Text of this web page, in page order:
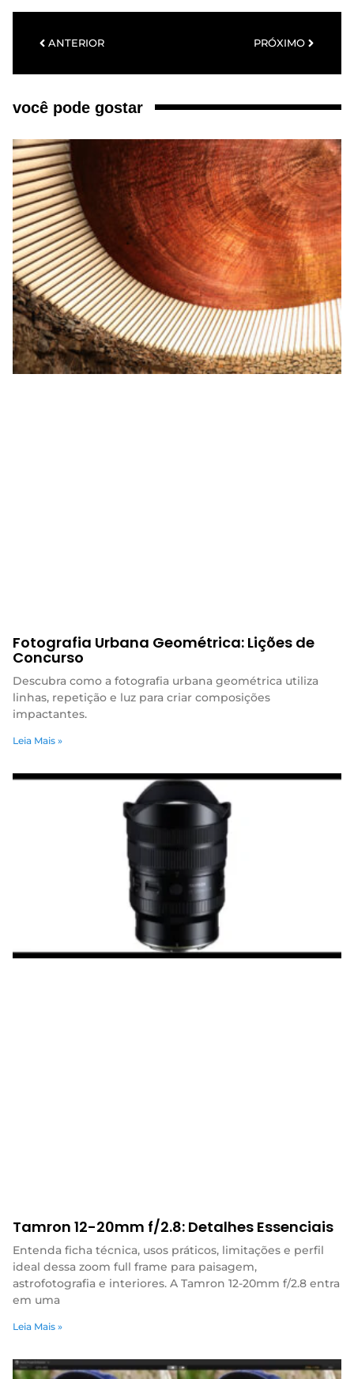
ANTERIOR PRÓXIMO
você pode gostar
Fotografia Urbana Geométrica: Lições de
Concurso
Descubra como a fotografia urbana geométrica utiliza
linhas, repetição e luz para criar composições
impactantes.
Leia Mais »
Tamron 12-20mm f/2.8: Detalhes Essenciais
Entenda ficha técnica, usos práticos, limitações e perfil
ideal dessa zoom full frame para paisagem,
astrofotografia e interiores. A Tamron 12-20mm f/2.8 entra
em uma
Leia Mais »